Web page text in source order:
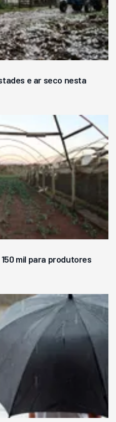
e ar seco nesta
mil para produtores